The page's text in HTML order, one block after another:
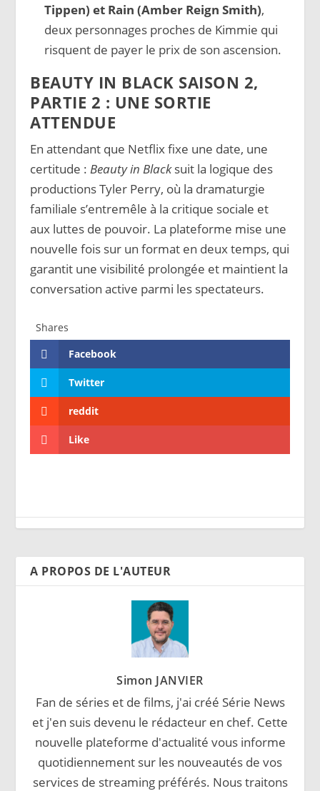
Tippen) et Rain (Amber Reign Smith),
deux personnages proches de Kimmie qui
risquent de payer le prix de son ascension.
BEAUTY IN BLACK SAISON 2,
PARTIE 2 : UNE SORTIE
ATTENDUE
En attendant que Netflix fixe une date, une
certitude :Beauty in Blacksuit la logique des
productions Tyler Perry, où la dramaturgie
familiale s’entremêle à la critique sociale et
aux luttes de pouvoir. La plateforme mise une
nouvelle fois sur un format en deux temps, qui
garantit une visibilité prolongée et maintient la
conversation active parmi les spectateurs.
Shares
Facebook
Twitter
reddit
Like
A PROPOS DE L'AUTEUR
Simon JANVIER
Fan de séries et de films, j'ai créé Série News
et j'en suis devenu le rédacteur en chef. Cette
nouvelle plateforme d'actualité vous informe
quotidiennement sur les nouveautés de vos
services de streaming préférés. Nous traitons